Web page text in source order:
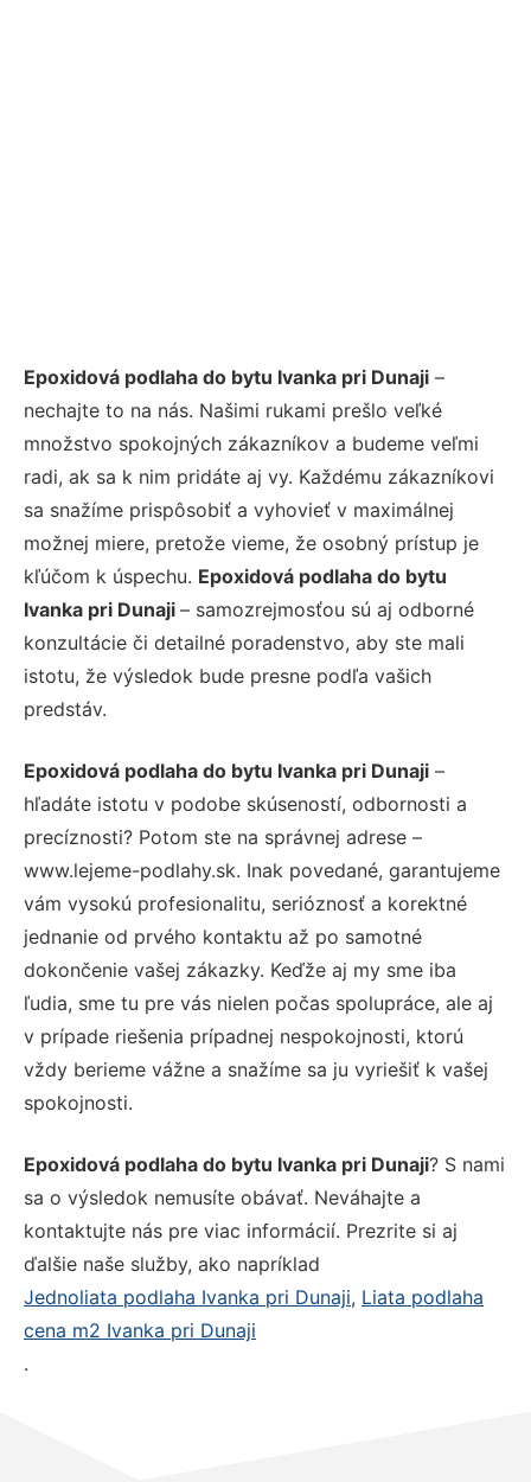
Epoxidová podlaha do bytu Ivanka pri Dunaji –
nechajte to na nás. Našimi rukami prešlo veľké
množstvo spokojných zákazníkov a budeme veľmi
radi, ak sa k nim pridáte aj vy. Každému zákazníkovi
sa snažíme prispôsobiť a vyhovieť v maximálnej
možnej miere, pretože vieme, že osobný prístup je
kľúčom k úspechu. Epoxidová podlaha do bytu
Ivanka pri Dunaji – samozrejmosťou sú aj odborné
konzultácie či detailné poradenstvo, aby ste mali
istotu, že výsledok bude presne podľa vašich
predstáv.
Epoxidová podlaha do bytu Ivanka pri Dunaji –
hľadáte istotu v podobe skúseností, odbornosti a
precíznosti? Potom ste na správnej adrese –
www.lejeme-podlahy.sk. Inak povedané, garantujeme
vám vysokú profesionalitu, serióznosť a korektné
jednanie od prvého kontaktu až po samotné
dokončenie vašej zákazky. Keďže aj my sme iba
ľudia, sme tu pre vás nielen počas spolupráce, ale aj
v prípade riešenia prípadnej nespokojnosti, ktorú
vždy berieme vážne a snažíme sa ju vyriešiť k vašej
spokojnosti.
Epoxidová podlaha do bytu Ivanka pri Dunaji? S nami
sa o výsledok nemusíte obávať. Neváhajte a
kontaktujte nás pre viac informácií. Prezrite si aj
ďalšie naše služby, ako napríklad
Jednoliata podlaha Ivanka pri Dunaji, Liata podlaha
cena m2 Ivanka pri Dunaji
.